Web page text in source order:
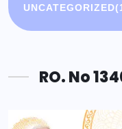
UNCATEGORIZED
RO. No